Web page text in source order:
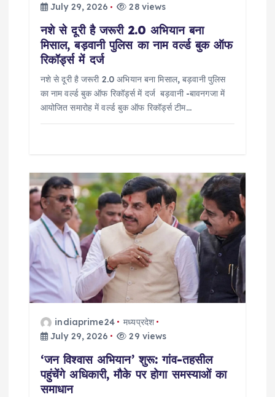
July 29, 2026
28 views
नशे से दूरी है जरूरी 2.0 अभियान बना
मिसाल, बड़वानी पुलिस का नाम वर्ल्ड बुक ऑफ
रिकॉर्ड्स में दर्ज
नशे से दूरी है जरूरी 2.0 अभियान बना मिसाल, बड़वानी पुलिस
का नाम वर्ल्ड बुक ऑफ रिकॉर्ड्स में दर्ज बड़वानी -बावनगजा में
आयोजित समारोह में वर्ल्ड बुक ऑफ रिकॉर्ड्स टीम…
indiaprime24
मध्यप्रदेश
July 29, 2026
29 views
‘जन विश्वास अभियान’ शुरू: गांव-तहसील
पहुंचेंगे अधिकारी, मौके पर होगा समस्याओं का
समाधान